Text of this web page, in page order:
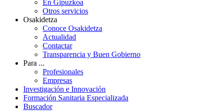
En Gipuzkoa
Otros servicios
Osakidetza
Conoce Osakidetza
Actualidad
Contactar
Transparencia y Buen Gobierno
Para ...
Profesionales
Empresas
Investigación e Innovación
Formación Sanitaria Especializada
Buscador